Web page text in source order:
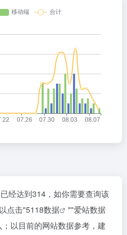
经达到314，如你需要查询该
点击"5118数据 ""爱站数据
；以目前的网站数据参考，建